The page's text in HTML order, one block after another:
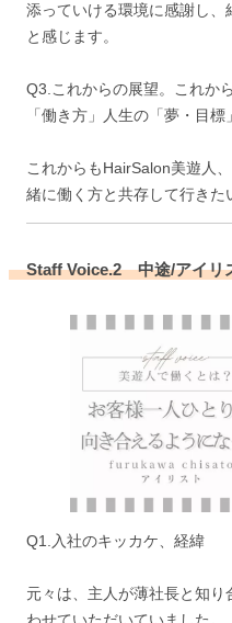
添っていける環境に感謝し
と感じます。
Q3.これからの展望。これか
「働き方」人生の「夢・目標」
これからもHairSalon美遊人
緒に働く方と共存して行きた
Staff Voice.2 中途/アイリ
Q1.入社のキッカケ、経緯
元々は、主人が薄社長と知